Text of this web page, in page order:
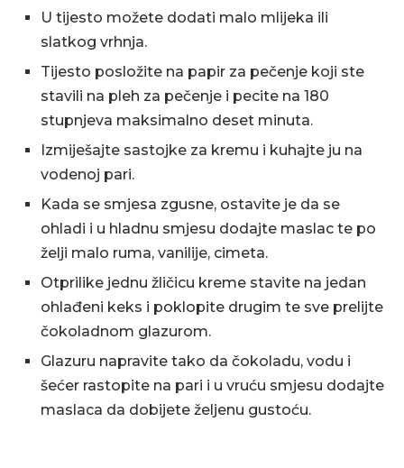
U tijesto možete dodati malo mlijeka ili
slatkog vrhnja.
Tijesto posložite na papir za pečenje koji ste
stavili na pleh za pečenje i pecite na 180
stupnjeva maksimalno deset minuta.
Izmiješajte sastojke za kremu i kuhajte ju na
vodenoj pari.
Kada se smjesa zgusne, ostavite je da se
ohladi i u hladnu smjesu dodajte maslac te po
želji malo ruma, vanilije, cimeta.
Otprilike jednu žličicu kreme stavite na jedan
ohlađeni keks i poklopite drugim te sve prelijte
čokoladnom glazurom.
Glazuru napravite tako da čokoladu, vodu i
šećer rastopite na pari i u vruću smjesu dodajte
maslaca da dobijete željenu gustoću.